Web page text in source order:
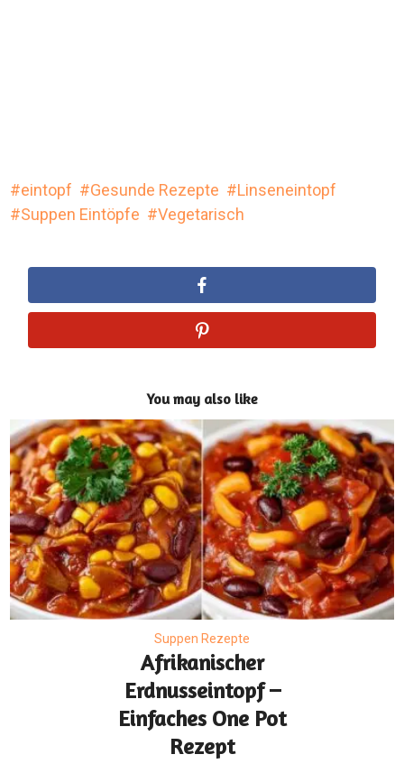
eintopf Gesunde Rezepte
Linseneintopf
Suppen Eintöpfe
Vegetarisch
You may also like
Suppen Rezepte
Afrikanischer
Erdnusseintopf –
Einfaches One Pot
Rezept